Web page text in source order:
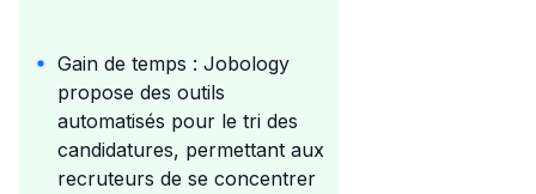
Gain de temps : Jobology
propose des outils
automatisés pour le tri des
candidatures, permettant aux
recruteurs de se concentrer